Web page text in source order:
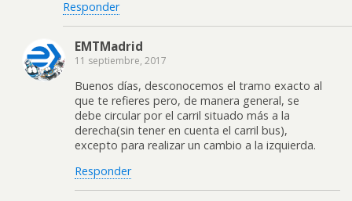
Responder
EMTMadrid
11 septiembre, 2017
Buenos días, desconocemos el tramo exacto al
que te refieres pero, de manera general, se
debe circular por el carril situado más a la
derecha(sin tener en cuenta el carril bus),
excepto para realizar un cambio a la izquierda.
Responder